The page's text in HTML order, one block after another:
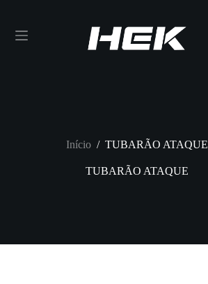
Início / TUBARÃO ATAQUE
TUBARÃO ATAQUE